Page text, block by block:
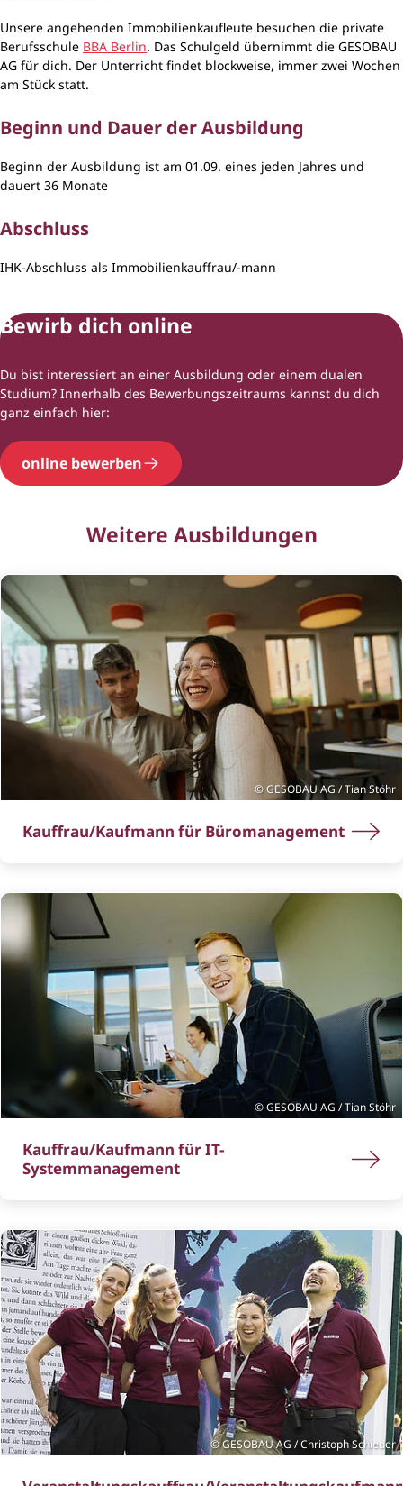
Unsere angehenden Immobilienkaufleute besuchen die private
Berufsschule BBA Berlin. Das Schulgeld übernimmt die GESOBAU
AG für dich. Der Unterricht findet blockweise, immer zwei Wochen
am Stück statt.
Beginn und Dauer der Ausbildung
Beginn der Ausbildung ist am 01.09. eines jeden Jahres und
dauert 36 Monate
Abschluss
IHK-Abschluss als Immobilienkauffrau/-mann
Bewirb dich online
Du bist interessiert an einer Ausbildung oder einem dualen
Studium? Innerhalb des Bewerbungszeitraums kannst du dich
ganz einfach hier:
online bewerben
Weitere Ausbildungen
GESOBAU AG / Tian Stöhr
Kauffrau/Kaufmann für Büromanagement
GESOBAU AG / Tian Stöhr
Kauffrau/Kaufmann für IT-
Systemmanagement
GESOBAU AG / Christoph Schieder